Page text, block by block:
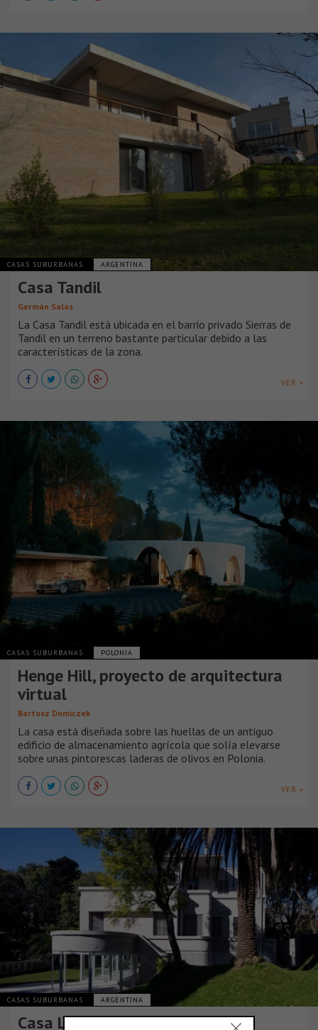
CASAS SUBURBANAS ARGENTINA
Casa Tandil
Germán Salas
La Casa Tandil está ubicada en el barrio privado Sierras de
Tandil en un terreno bastante particular debido a las
características de la zona.
VER +
CASAS SUBURBANAS POLONIA
Henge Hill, proyecto de arquitectura
virtual
Bartosz Domiczek
La casa está diseñada sobre las huellas de un antiguo
edificio de almacenamiento agrícola que solía elevarse
sobre unas pintorescas laderas de olivos en Polonia.
VER +
CASAS SUBURBANAS ARGENTINA
Casa Luar